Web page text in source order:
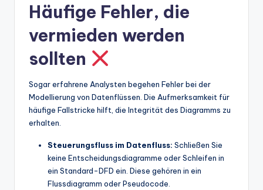
Häufige Fehler, die
vermieden werden
sollten
Sogar erfahrene Analysten begehen Fehler bei der
Modellierung von Datenflüssen. Die Aufmerksamkeit für
häufige Fallstricke hilft, die Integrität des Diagramms zu
erhalten.
Steuerungsfluss im Datenfluss: Schließen Sie
keine Entscheidungsdiagramme oder Schleifen in
ein Standard-DFD ein. Diese gehören in ein
Flussdiagramm oder Pseudocode.